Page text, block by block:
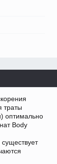
траты
оптимально
Body
существует